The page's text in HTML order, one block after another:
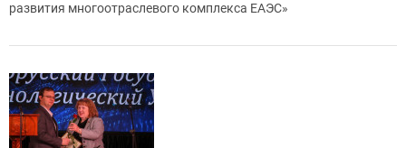
развития многоотраслевого комплекса ЕАЭС»